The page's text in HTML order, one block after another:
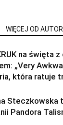
WIĘCEJ OD
na święta
„Very
która ratuje
Steczkowska
Pandora